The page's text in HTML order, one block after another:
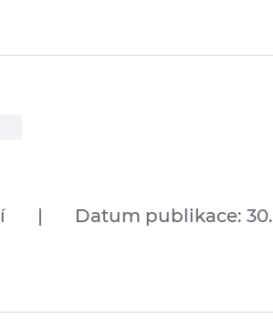
|
Datum publikace: 30.